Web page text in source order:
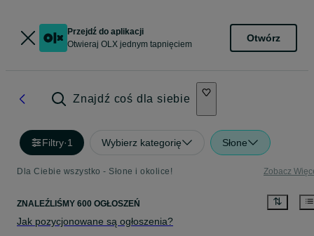
Przejdź do aplikacji
Otwieraj OLX jednym tapnięciem
Otwórz
Znajdź coś dla siebie
Filtry·1 Wybierz kategorię Słone
Dla Ciebie wszystko - Słone i okolice! Zobacz
ZNALEŹLIŚMY 600 OGŁOSZEŃ
Jak pozycjonowane są ogłoszenia?